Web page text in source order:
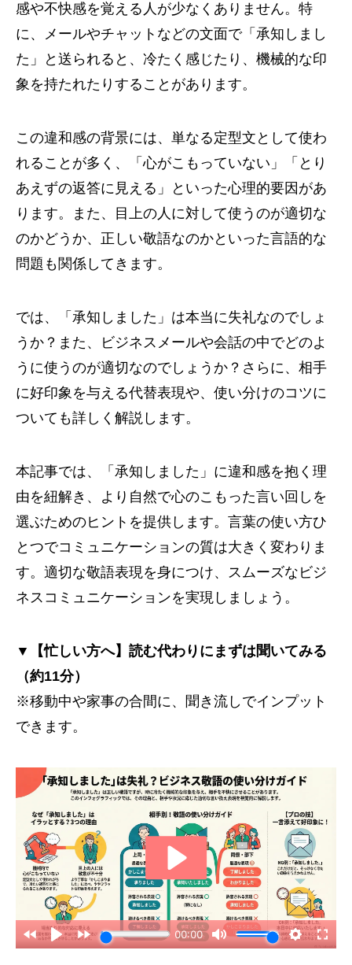
感や不快感を覚える人が少なくありません。特
に、メールやチャットなどの文面で「承知しまし
た」と送られると、冷たく感じたり、機械的な印
象を持たれたりすることがあります。
この違和感の背景には、単なる定型文として使わ
れることが多く、「心がこもっていない」「とり
あえずの返答に見える」といった心理的要因があ
ります。また、目上の人に対して使うのが適切な
のかどうか、正しい敬語なのかといった言語的な
問題も関係してきます。
では、「承知しました」は本当に失礼なのでしょ
うか？また、ビジネスメールや会話の中でどのよ
うに使うのが適切なのでしょうか？さらに、相手
に好印象を与える代替表現や、使い分けのコツに
ついても詳しく解説します。
本記事では、「承知しました」に違和感を抱く理
由を紐解き、より自然で心のこもった言い回しを
選ぶためのヒントを提供します。言葉の使い方ひ
とつでコミュニケーションの質は大きく変わりま
す。適切な敬語表現を身につけ、スムーズなビジ
ネスコミュニケーションを実現しましょう。
▼【忙しい方へ】読む代わりにまずは聞いてみる
（約11分）
※移動中や家事の合間に、聞き流しでインプット
できます。